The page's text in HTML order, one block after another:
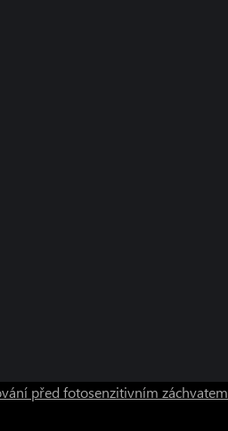
před fotosenzitivním záchvatem